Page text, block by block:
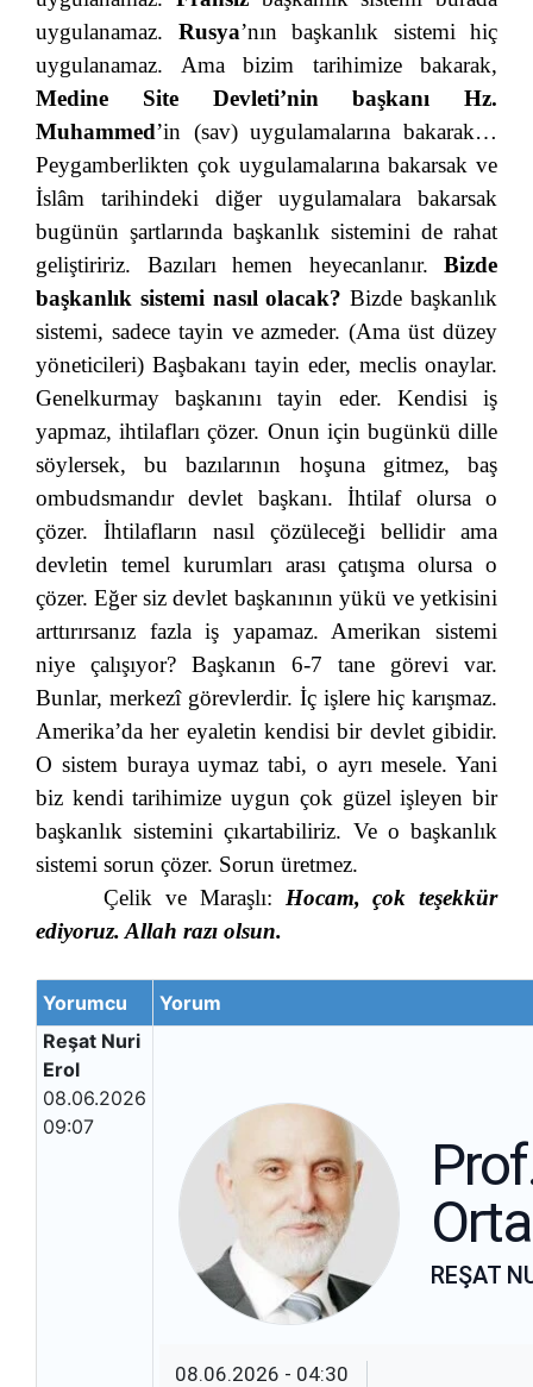
uygulanamaz. Rusya’nın başkanlık sistemi hiç
uygulanamaz. Ama bizim tarihimize bakarak,
Medine Site Devleti’nin başkanı Hz.
Muhammed’in (sav) uygulamalarına bakarak…
Peygamberlikten çok uygulamalarına bakarsak ve
İslâm tarihindeki diğer uygulamalara bakarsak
bugünün şartlarında başkanlık sistemini de rahat
geliştiririz. Bazıları hemen heyecanlanır. Bizde
başkanlık sistemi nasıl olacak? Bizde başkanlık
sistemi, sadece tayin ve azmeder. (Ama üst düzey
yöneticileri) Başbakanı tayin eder, meclis onaylar.
Genelkurmay başkanını tayin eder. Kendisi iş
yapmaz, ihtilafları çözer. Onun için bugünkü dille
söylersek, bu bazılarının hoşuna gitmez, baş
ombudsmandır devlet başkanı. İhtilaf olursa o
çözer. İhtilafların nasıl çözüleceği bellidir ama
devletin temel kurumları arası çatışma olursa o
çözer. Eğer siz devlet başkanının yükü ve yetkisini
arttırırsanız fazla iş yapamaz. Amerikan sistemi
niye çalışıyor? Başkanın 6-7 tane görevi var.
Bunlar, merkezî görevlerdir. İç işlere hiç karışmaz.
Amerika’da her eyaletin kendisi bir devlet gibidir.
O sistem buraya uymaz tabi, o ayrı mesele. Yani
biz kendi tarihimize uygun çok güzel işleyen bir
başkanlık sistemini çıkartabiliriz. Ve o başkanlık
sistemi sorun çözer. Sorun üretmez.
Çelik ve Maraşlı:
Hocam, çok teşekkür
ediyoruz. Allah razı olsun.
Yorumcu
Yorum
Reşat Nuri
Erol
08.06.2026
09:07
REŞAT
08.06.2026 - 04:30